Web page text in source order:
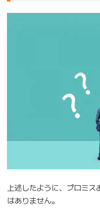
上述したように、プロミ
はありません。